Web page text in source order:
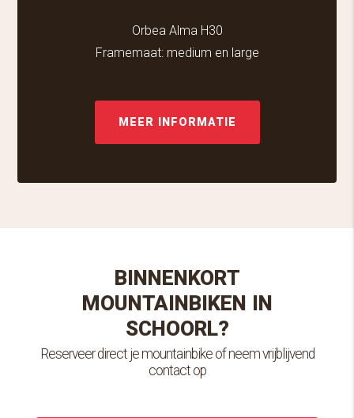
Orbea Alma H30
Framemaat: medium en large
MEER INFORMATIE
BINNENKORT
MOUNTAINBIKEN IN
SCHOORL?
Reserveer direct je mountainbike of neem vrijblijvend
contact op